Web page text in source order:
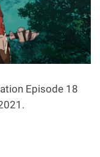
Episode 18